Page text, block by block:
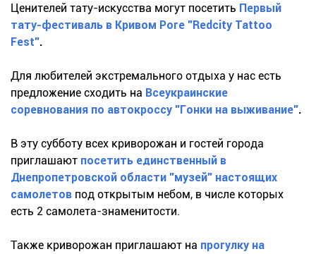
Ценителей тату-искусства могут посетить Первый
тату-фестиваль в Кривом Роге "Redcity Tattoo
Fest".
Для любителей экстремального отдыха у нас есть
предложение сходить на Всеукраинские
соревнования по автокроссу "Гонки на выживание".
В эту субботу всех криворожан и гостей города
приглашают посетить единственный в
Днепропетровской области "музей" настоящих
самолетов под открытым небом, в числе которых
есть 2 самолета-знаменитости.
Также криворожан приглашают на прогулку на